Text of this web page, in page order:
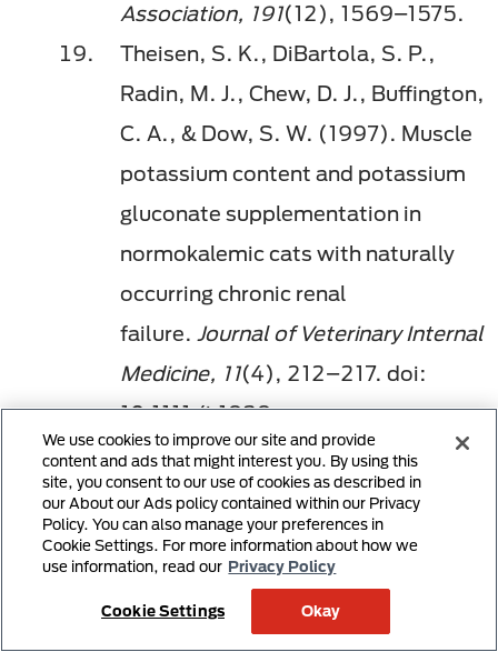
Association, 191(12), 1569–1575.
Theisen, S. K., DiBartola, S. P.,
Radin, M. J., Chew, D. J., Buffington,
C. A., & Dow, S. W. (1997). Muscle
potassium content and potassium
gluconate supplementation in
normokalemic cats with naturally
occurring chronic renal
failure. Journal of Veterinary Internal
Medicine, 11(4), 212–217. doi:
10.1111/j.1939-
1676.1997.tb00093.x
Priante, G., Musacchio, E.,
Valvason, C., Clari, G., Bordin, L.,
Sartori, L., & Baggio, B. (2013).
Further insights about the beneficial
We use cookies to improve our site and provide
content and ads that might interest you. By using this
site, you consent to our use of cookies as described in
our About our Ads policy contained within our Privacy
Policy. You can also manage your preferences in
Cookie Settings. For more information about how we
use information, read our Privacy Policy
Cookie Settings Okay